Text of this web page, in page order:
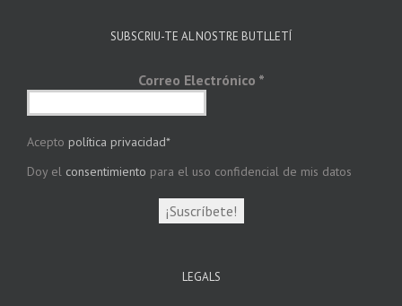
SUBSCRIU-TE AL NOSTRE BUTLLETÍ
Correo Electrónico *
Acepto política privacidad*
Doy el consentimiento para el uso confidencial de mis datos
LEGALS